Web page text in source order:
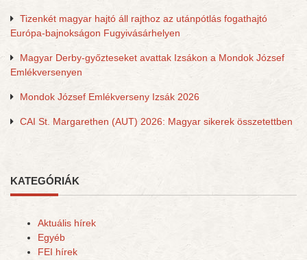
Tizenkét magyar hajtó áll rajthoz az utánpótlás fogathajtó
Európa-bajnokságon Fugyivásárhelyen
Magyar Derby-győzteseket avattak Izsákon a Mondok József
Emlékversenyen
Mondok József Emlékverseny Izsák 2026
CAI St. Margarethen (AUT) 2026: Magyar sikerek összetettben
KATEGÓRIÁK
Aktuális hírek
Egyéb
FEI hírek